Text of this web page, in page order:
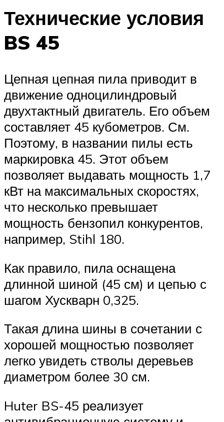
Технические условия
BS 45
Цепная цепная пила приводит в
движение одноцилиндровый
двухтактный двигатель. Его объем
составляет 45 кубометров. См.
Поэтому, в названии пилы есть
маркировка 45. Этот объем
позволяет выдавать мощность 1,7
кВт на максимальных скоростях,
что несколько превышает
мощность бензопил конкурентов,
например, Stihl 180.
Как правило, пила оснащена
длинной шиной (45 см) и цепью с
шагом Хускварн 0,325.
Такая длина шины в сочетании с
хорошей мощностью позволяет
легко увидеть стволы деревьев
диаметром более 30 см.
Huter BS-45 реализует